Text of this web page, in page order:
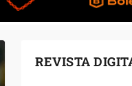
REVISTA